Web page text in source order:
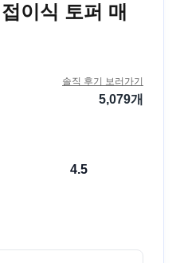
이식 토퍼 매
솔직 후기 보러가기
5,079개
4.5